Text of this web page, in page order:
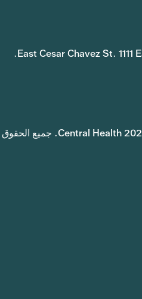
جميع الحقوق محفوظة © 2026 Central Health. جميع الحقوق